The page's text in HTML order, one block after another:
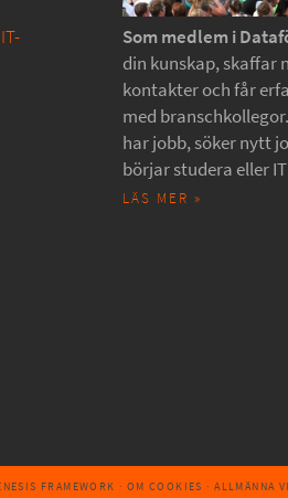
Som medlem i
din kunskap, skaffar
kontakter och får
med
har jobb, söker nytt
börjar studera eller
LÄS MER »
FRAMEWORK · OM COOKIES ·ALLMÄNNA